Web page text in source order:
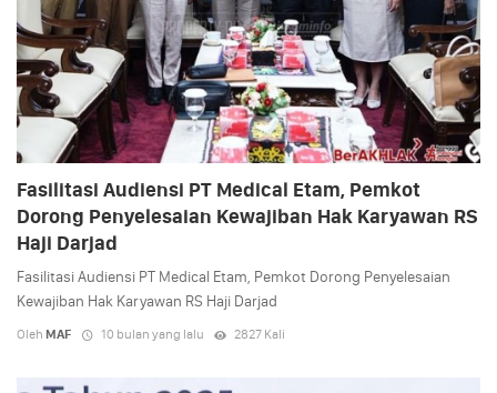
Fasilitasi Audiensi PT Medical Etam, Pemkot
Dorong Penyelesaian Kewajiban Hak Karyawan RS
Haji Darjad
Fasilitasi Audiensi PT Medical Etam, Pemkot Dorong Penyelesaian
Kewajiban Hak Karyawan RS Haji Darjad
Oleh MAF 10 bulan yang lalu 2827 Kali